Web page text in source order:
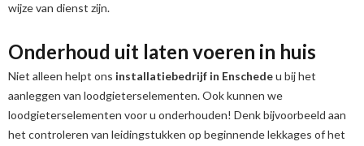
wijze van dienst zijn.
Onderhoud uit laten voeren in huis
Niet alleen helpt ons installatiebedrijf in Enschedeu bij het
aanleggen van loodgieterselementen. Ook kunnen we
loodgieterselementen voor u onderhouden! Denk bijvoorbeeld aan
het controleren van leidingstukken op beginnende lekkages of het